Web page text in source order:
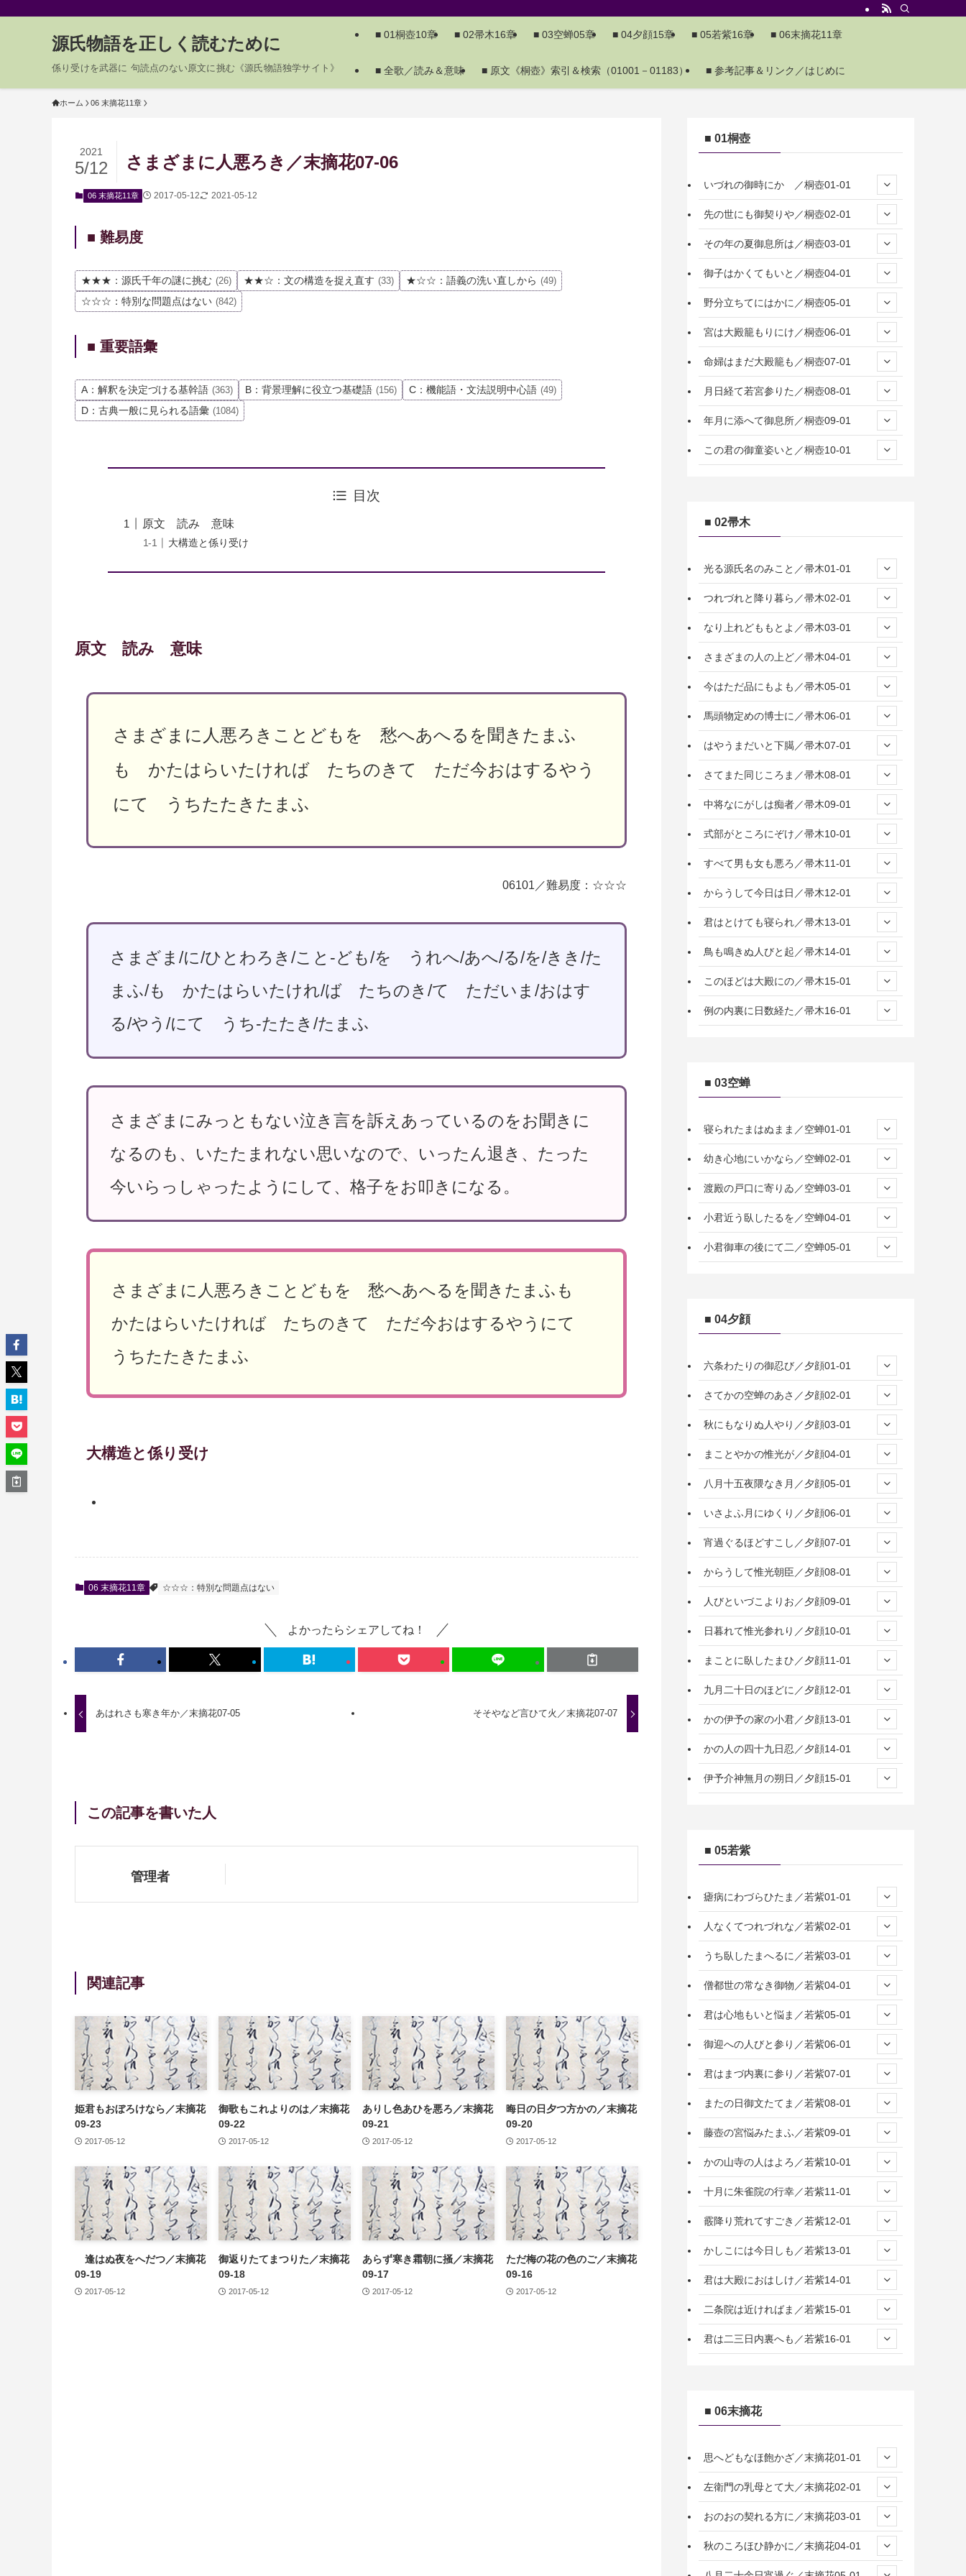
源氏物語を正しく読むために
係り受けを武器に 句読点のない原文に挑む《源氏物語独学サイト》
■ 01桐壺10章 ■ 02帚木16章 ■ 03空蝉05章 ■ 04夕顔15章 ■ 05若紫16章 ■ 06末摘花11章
■ 全歌／読み＆意味 ■ 原文《桐壺》索引＆検索（01001－01183） ■ 参考記事＆リンク／はじめに
ホーム 06 末摘花11章
さまざまに人悪ろき／末摘花07-06
2021
5/12
06 末摘花11章 2017-05-12 2021-05-12
■ 難易度
★★★：源氏千年の謎に挑む (26) ★★☆：文の構造を捉え直す (33) ★☆☆：語義の洗い直しから (49)
☆☆☆：特別な問題点はない (842)
■ 重要語彙
A：解釈を決定づける基幹語 (363) B：背景理解に役立つ基礎語 (156) C：機能語・文法説明中心語 (49)
D：古典一般に見られる語彙 (1084)
目次
原文 読み 意味
大構造と係り受け
原文 読み 意味
さまざまに人悪ろきことどもを 愁へあへるを聞きたまふ
も かたはらいたければ たちのきて ただ今おはするやう
にて うちたたきたまふ
06101／難易度：☆☆☆
さまざま/に/ひとわろき/こと-ども/を うれへ/あへ/る/を/きき/た
まふ/も かたはらいたけれ/ば たちのき/て ただいま/おはす
る/やう/にて うち-たたき/たまふ
さまざまにみっともない泣き言を訴えあっているのをお聞きに
なるのも、いたたまれない思いなので、いったん退き、たった
今いらっしゃったようにして、格子をお叩きになる。
さまざまに人悪ろきことどもを 愁へあへるを聞きたまふも
かたはらいたければ たちのきて ただ今おはするやうにて
うちたたきたまふ
大構造と係り受け
06 末摘花11章 ☆☆☆：特別な問題点はない
よかったらシェアしてね！
あはれさも寒き年か／末摘花07-05 そそやなど言ひて火／末摘花07-07
この記事を書いた人
管理者
関連記事
姫君もおぼろけなら／末摘花
09-23
2017-05-12
御歌もこれよりのは／末摘花
09-22
2017-05-12
ありし色あひを悪ろ／末摘花
09-21
2017-05-12
晦日の日夕つ方かの／末摘花
09-20
2017-05-12
逢はぬ夜をへだつ／末摘花
09-19
2017-05-12
御返りたてまつりた／末摘花
09-18
2017-05-12
あらず寒き霜朝に掻／末摘花
09-17
2017-05-12
ただ梅の花の色のご／末摘花
09-16
2017-05-12
■ 01桐壺
いづれの御時にか ／桐壺01-01
先の世にも御契りや／桐壺02-01
その年の夏御息所は／桐壺03-01
御子はかくてもいと／桐壺04-01
野分立ちてにはかに／桐壺05-01
宮は大殿籠もりにけ／桐壺06-01
命婦はまだ大殿籠も／桐壺07-01
月日経て若宮参りた／桐壺08-01
年月に添へて御息所／桐壺09-01
この君の御童姿いと／桐壺10-01
■ 02帚木
光る源氏名のみこと／帚木01-01
つれづれと降り暮ら／帚木02-01
なり上れどももとよ／帚木03-01
さまざまの人の上ど／帚木04-01
今はただ品にもよも／帚木05-01
馬頭物定めの博士に／帚木06-01
はやうまだいと下臈／帚木07-01
さてまた同じころま／帚木08-01
中将なにがしは痴者／帚木09-01
式部がところにぞけ／帚木10-01
すべて男も女も悪ろ／帚木11-01
からうして今日は日／帚木12-01
君はとけても寝られ／帚木13-01
鳥も鳴きぬ人びと起／帚木14-01
このほどは大殿にの／帚木15-01
例の内裏に日数経た／帚木16-01
■ 03空蝉
寝られたまはぬまま／空蝉01-01
幼き心地にいかなら／空蝉02-01
渡殿の戸口に寄りゐ／空蝉03-01
小君近う臥したるを／空蝉04-01
小君御車の後にて二／空蝉05-01
■ 04夕顔
六条わたりの御忍び／夕顔01-01
さてかの空蝉のあさ／夕顔02-01
秋にもなりぬ人やり／夕顔03-01
まことやかの惟光が／夕顔04-01
八月十五夜隈なき月／夕顔05-01
いさよふ月にゆくり／夕顔06-01
宵過ぐるほどすこし／夕顔07-01
からうして惟光朝臣／夕顔08-01
人びといづこよりお／夕顔09-01
日暮れて惟光参れり／夕顔10-01
まことに臥したまひ／夕顔11-01
九月二十日のほどに／夕顔12-01
かの伊予の家の小君／夕顔13-01
かの人の四十九日忍／夕顔14-01
伊予介神無月の朔日／夕顔15-01
■ 05若紫
瘧病にわづらひたま／若紫01-01
人なくてつれづれな／若紫02-01
うち臥したまへるに／若紫03-01
僧都世の常なき御物／若紫04-01
君は心地もいと悩ま／若紫05-01
御迎への人びと参り／若紫06-01
君はまづ内裏に参り／若紫07-01
またの日御文たてま／若紫08-01
藤壺の宮悩みたまふ／若紫09-01
かの山寺の人はよろ／若紫10-01
十月に朱雀院の行幸／若紫11-01
霰降り荒れてすごき／若紫12-01
かしこには今日しも／若紫13-01
君は大殿におはしけ／若紫14-01
二条院は近ければま／若紫15-01
君は二三日内裏へも／若紫16-01
■ 06末摘花
思へどもなほ飽かざ／末摘花01-01
左衛門の乳母とて大／末摘花02-01
おのおの契れる方に／末摘花03-01
秋のころほひ静かに／末摘花04-01